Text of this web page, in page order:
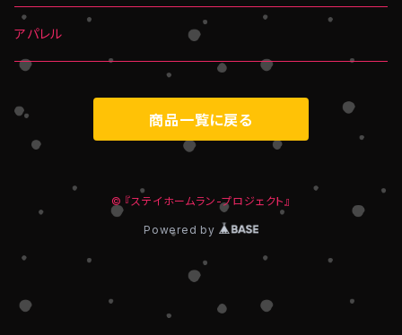
アパレル
商品一覧に戻る
© 『ステイホームラン-プロジェクト』
Powered by